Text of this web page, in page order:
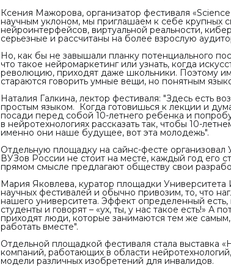
Ксения Мажорова, организатор фестиваля
научным уклоном, мы приглашаем к себе крупных
нейроинтерфейсов, виртуальной реальности,
серьезные и рассчитаны на более взрослую
Но, как бы не завышали планку потенциального
что такое нейромаркетинг или узнать, когда
революцию, приходят даже школьники. Поэтому
стараются говорить умные вещи, но понятным
Наталия Галкина, лектор фестиваля: "Здесь есть
простым языком. Когда готовишься к лекции и
посади перед собой 10-летнего ребенка и
в нейротехнологиях рассказать так, чтобы 10-
именно они наше будущее, вот эта молодежь".
Отдельную площадку на сайнс-фесте
ВУЗов России не стоит на месте, каждый год его
прямом смысле предлагают обществу свои
Мария Яковлева, куратор площадки
научных фестивалей и обычно привозим, то, что
нашего университета. Эффект определенный
студенты и говорят – «ух, ты, у нас такое есть!» А
приходят люди, которые занимаются тем же
работать вместе".
Отдельной площадкой фестиваля стала выставка
компаний, работающих в области
модели различных изобретений для инвалидов.